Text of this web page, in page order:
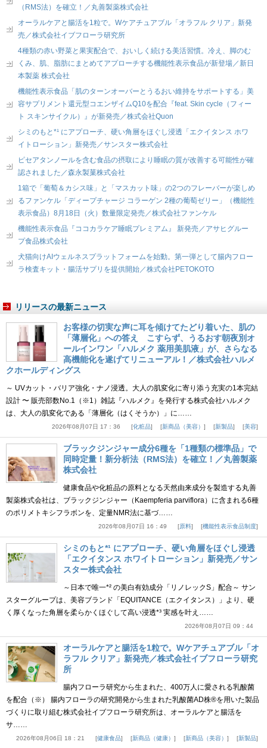
（RMS法）を確立！／丸善製薬株式会社
オーラルケアと腸活を1粒で。Wケアチュアブル「オラフル クリア」新発
売／株式会社イブフローラ研究所
4種類の赤い野菜と果実配合で、おいしく続ける美活習慣。冷え、脚のむ
くみ、肌、脂肪にまとめてアプローチする機能性表示食品が新登場／新日
本製薬 株式会社
機能性表示食品「肌のターンオーバーとうるおい維持をサポートする」美
容サプリメント還元型コエンザイムQ10を配合『feat. Skin cycle（フィー
ト スキンサイクル）』が新発売／株式会社Quon
シミのもと*¹ にアプローチ、硬い角層をほぐし浸透「エクイタンス ホワ
イトローション」新発売／サンスター株式会社
ピセアタンノールを含む食品の摂取により睡眠の質が改善する可能性が確
認されました／森永製菓株式会社
1箱で「葡萄＆カシス味」と「マスカット味」の2つのフレーバーが楽しめ
るファンケル「ディープチャージ コラーゲン 2種の葡萄ゼリー」（機能性
表示食品）8月18日（火）数量限定発売／株式会社ファンケル
機能性表示食品『ココカラケア睡眠プレミアム』 新発売／アサヒグルー
プ食品株式会社
犬猫向けAIウェルネスプラットフォームを始動。第一弾として腸内フロー
ラ検査キット・腸活サプリを提供開始／株式会社PETOKOTO
リリースの最新ニュース
お客様の切実な声に耳を傾けてたどり着いた、肌の
「薄層化」への答え こすらず、うるおす朝夜別オ
ールインワン「ハルメク 薬用美肌液」が、さらなる
高機能化を遂げてリニューアル！／株式会社ハルメ
クホールディングス
～ UVカット・バリア強化・ナノ浸透。大人の肌変化に寄り添う充実の1本完結
設計 〜 販売部数No.1（※1）雑誌『ハルメク』を発行する株式会社ハルメク
は、大人の肌変化である「薄層化（はくそうか）」に……
2026年08月07日 17：36 化粧品 新商品（美容） 新製品 美容
ブラックジンジャー成分6種を「1種類の標準品」で
同時定量！新分析法（RMS法）を確立！／丸善製薬
株式会社
健康食品や化粧品の原料となる天然由来成分を製造する丸善
製薬株式会社は、ブラックジンジャー（Kaempferia parviflora）に含まれる6種
のポリメトキシフラボンを、定量NMR法に基づ……
2026年08月07日 16：49 原料 機能性表示食品制度
シミのもと*¹ にアプローチ、硬い角層をほぐし浸透
「エクイタンス ホワイトローション」新発売／サン
スター株式会社
～日本で唯一*² の美白有効成分「リノレックS」配合～ サン
スターグループは、美容ブランド「EQUITANCE（エクイタンス）」より、硬
く厚くなった角層を柔らかくほぐして高い浸透*³ 実感を叶え……
2026年08月07日 09：44
オーラルケアと腸活を1粒で。Wケアチュアブル「オ
ラフル クリア」新発売／株式会社イブフローラ研究
所
腸内フローラ研究から生まれた、400万人に愛される乳酸菌
を配合（※） 腸内フローラの研究開発から生まれた乳酸菌AD株®を用いた製品
づくりに取り組む株式会社イブフローラ研究所は、オーラルケアと腸活を
サ……
2026年08月06日 18：21 健康食品 新商品（健康） 新商品（美容） 新製品